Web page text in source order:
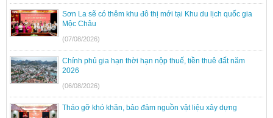
Sơn La sẽ có thêm khu đô thị mới tại Khu du lịch quốc gia
Mộc Châu
(07/08/2026)
Chính phủ gia hạn thời hạn nộp thuế, tiền thuê đất năm
2026
(06/08/2026)
Tháo gỡ khó khăn, bảo đảm nguồn vật liệu xây dựng